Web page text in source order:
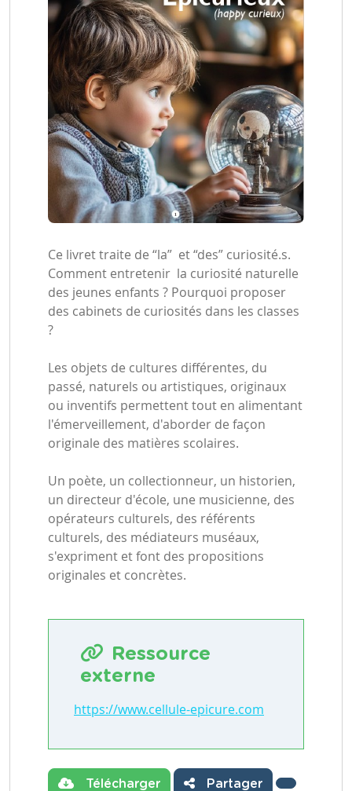
Ce livret traite de “la” et “des” curiosité.s.
Comment entretenir la curiosité naturelle
des jeunes enfants ? Pourquoi proposer
des cabinets de curiosités dans les classes
?
Les objets de cultures différentes, du
passé, naturels ou artistiques, originaux
ou inventifs permettent tout en alimentant
l'émerveillement, d'aborder de façon
originale des matières scolaires.
Un poète, un collectionneur, un historien,
un directeur d'école, une musicienne, des
opérateurs culturels, des référents
culturels, des médiateurs muséaux,
s'expriment et font des propositions
originales et concrètes.
Ressource
externe
https://www.cellule-epicure.com
Télécharger Partager